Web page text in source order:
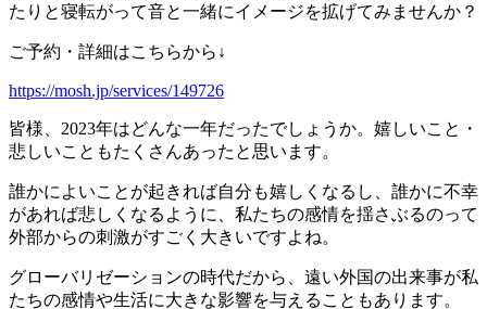
たりと寝転がって音と一緒にイメージを拡げてみませんか？
ご予約・詳細はこちらから↓
https://mosh.jp/services/149726
皆様、2023年はどんな一年だったでしょうか。嬉しいこと・
悲しいこともたくさんあったと思います。
誰かによいことが起きれば自分も嬉しくなるし、誰かに不幸
があれば悲しくなるように、私たちの感情を揺さぶるのって
外部からの刺激がすごく大きいですよね。
グローバリゼーションの時代だから、遠い外国の出来事が私
たちの感情や生活に大きな影響を与えることもあります。